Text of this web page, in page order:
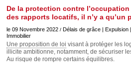
De la protection contre
des rapports locatifs, il n’y a qu’un
le 09 Novembre 2022 / Délais de grâce | Expulsion
Immobilier
Une proposition de loi visant à protéger les
illicite ambitionne, notamment, de sécuriser
Au risque de rompre certains équilibres.